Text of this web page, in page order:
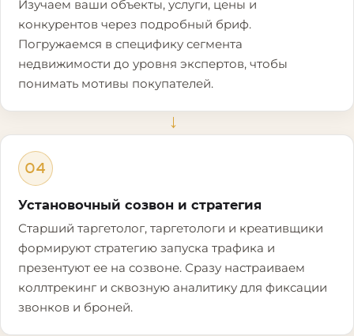
Изучаем ваши объекты, услуги, цены и
конкурентов через подробный бриф.
Погружаемся в специфику сегмента
недвижимости до уровня экспертов, чтобы
понимать мотивы покупателей.
→
04
Установочный созвон и стратегия
Старший таргетолог, таргетологи и креативщики
формируют стратегию запуска трафика и
презентуют ее на созвоне. Сразу настраиваем
коллтрекинг и сквозную аналитику для фиксации
звонков и броней.